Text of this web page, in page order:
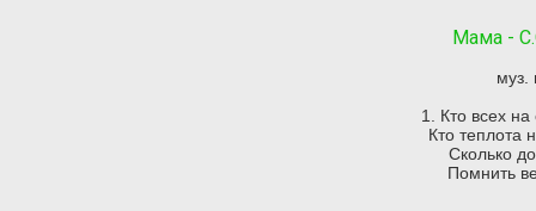
Мама -
муз.
1. Кто всех
Кто теплота
Сколько
Помнить